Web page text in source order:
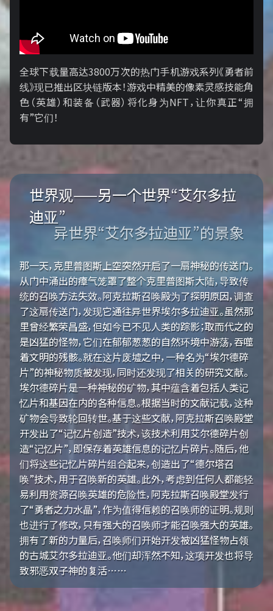
全球下载量高达3800万次的热门手机游戏系列《勇者前
线》现已推出区块链版本！游戏中精美的像素灵感技能角
色（英雄）和装备（武器）将化身为NFT，让你真正“拥
有”它们！
世界观——另一个世界“艾尔多拉
迪亚”
异世界“艾尔多拉迪亚”的景象
那一天，克里普图斯上空突然开启了一扇神秘的传送门。
从门中涌出的瘴气笼罩了整个克里普图斯大陆，导致传
统的召唤方法失效。阿克拉斯召唤殿为了探明原因，调查
了这扇传送门，发现它通往异世界埃尔多拉迪亚。虽然那
里曾经繁荣昌盛，但如今已不见人类的踪影；取而代之的
是凶猛的怪物，它们在郁郁葱葱的自然环境中游荡，吞噬
着文明的残骸。就在这片废墟之中，一种名为“埃尔德碎
片”的神秘物质被发现，同时还发现了相关的研究文献。
埃尔德碎片是一种神秘的矿物，其中蕴含着包括人类记
忆片和基因在内的各种信息。根据当时的文献记载，这种
矿物会导致轮回转世。基于这些文献，阿克拉斯召唤殿堂
开发出了“记忆片创造”技术，该技术利用艾尔德碎片创
造“记忆片”，即保存着英雄信息的记忆片碎片。随后，他
们将这些记忆片碎片组合起来，创造出了“德尔塔召
唤”技术，用于召唤新的英雄。此外，考虑到任何人都能轻
易利用资源召唤英雄的危险性，阿克拉斯召唤殿堂发行
了“勇者之力水晶”，作为值得信赖的召唤师的证明。规则
也进行了修改，只有强大的召唤师才能召唤强大的英雄。
拥有了新的力量后，召唤师们开始开发被凶猛怪物占领
的古城艾尔多拉迪亚。他们却浑然不知，这项开发也将导
致邪恶双子神的复活……